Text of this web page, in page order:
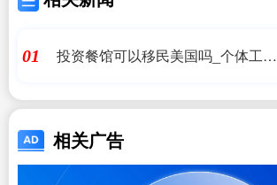
01
投资餐馆可以移民美国吗_个体工商
移民
相关广告